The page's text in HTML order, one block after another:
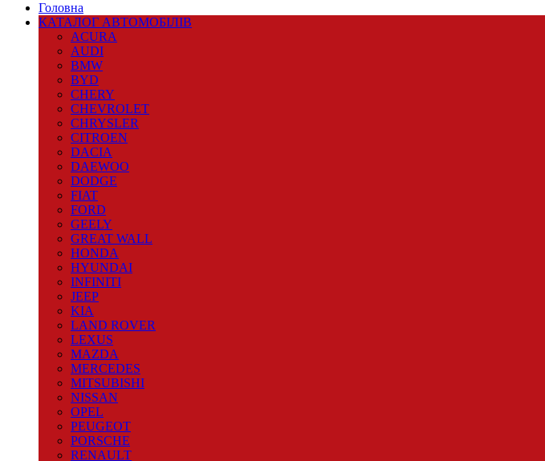
Головна
КАТАЛОГ АВТОМОБІЛІВ
ACURA
AUDI
BMW
BYD
CHERY
CHEVROLET
CHRYSLER
CITROEN
DACIA
DAEWOO
DODGE
FIAT
FORD
GEELY
GREAT WALL
HONDA
HYUNDAI
INFINITI
JEEP
KIA
LAND ROVER
LEXUS
MAZDA
MERCEDES
MITSUBISHI
NISSAN
OPEL
PEUGEOT
PORSCHE
RENAULT